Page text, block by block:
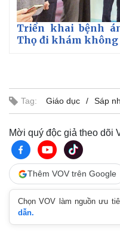
Triển khai bệnh
Thọ đi khám không
Tag: Giáo dục Sáp
Mời quý độc giả theo dõi
Thêm VOV trên Google
Chọn VOV làm nguồn ưu
dẫn.